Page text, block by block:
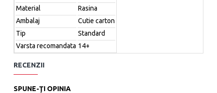
Material
Rasina
Ambalaj
Cutie carton
Tip
Standard
Varsta recomandata 14+
RECENZII
SPUNE-ŢI OPINIA